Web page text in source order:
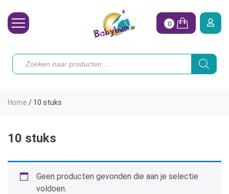
Toebehoren
Koopjes
Hoe begin ik?
0
Producten
zoeken
Home / 10 stuks
10 stuks
Geen producten gevonden die aan je selectie
voldoen.